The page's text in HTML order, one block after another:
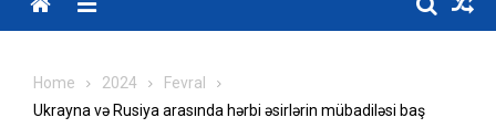
Home 2024
Fevral
Ukrayna və Rusiya arasında hərbi əsirlərin mübadiləsi baş